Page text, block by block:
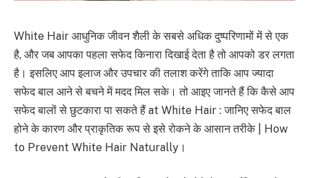
White Hair आधुनिक जीवन शैली के सबसे अधिक दुष्परिणामों में से एक
है, और जब आपका पहला सफेद किनारा दिखाई देता है तो आपको डर लगता
है। इसलिए आप इलाज और उपचार की तलाश करेंगे ताकि आप ज्यादा
सफेद बाल आने से बचने में मदद मिल सके। तो आइए जानते हैं कि कैसे आप
सफेद बालों से छुटकारा पा सकते हैं at White Hair : जानिए सफेद बाल
होने के कारण और प्राकृतिक रूप से इसे रोकने के आसान तरीके | How
to Prevent White Hair Naturally।